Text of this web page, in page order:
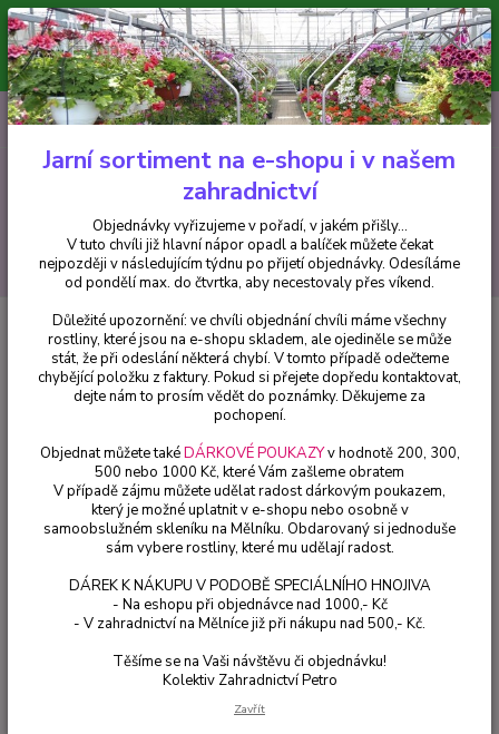
Minimální hodnota pro odeslání z e-shopu je 300 Kč.
V tuto chvíli již hlavní nápor objednávek opadl a balíček můžete čekat
nejpozději v následujícím týdnu po přijetí objednávky. Objednávky
vyřizujeme v pořadí, v jakém přišly...
CZK
Hledat
+420 602 223 614 0ks
za0 Kč
Trvalky Ajuga Reptans Burgundy Glow-zběhovec
Ajuga Reptans Burgundy Glow-
zběhovec
Jarní sortiment na e-shopu i v našem
zahradnictví
Objednávky vyřizujeme v pořadí, v jakém přišly...
V tuto chvíli již hlavní nápor opadl a balíček můžete čekat
nejpozději v následujícím týdnu po přijetí objednávky. Odesíláme
od pondělí max. do čtvrtka, aby necestovaly přes víkend.
Důležité upozornění: ve chvíli objednání chvíli máme všechny
rostliny, které jsou na e-shopu skladem, ale ojediněle se může
stát, že při odeslání některá chybí. V tomto případě odečteme
chybějící položku z faktury. Pokud si přejete dopředu kontaktovat,
dejte nám to prosím vědět do poznámky. Děkujeme za
pochopení.
Objednat můžete takéDÁRKOVÉ POUKAZYv hodnotě 200, 300,
500 nebo 1000 Kč, které Vám zašleme obratem
V případě zájmu můžete udělat radost dárkovým poukazem,
který je možné uplatnit v e-shopu nebo osobně v
samoobslužném skleníku na Mělníku. Obdarovaný si jednoduše
sám vybere rostliny, které mu udělají radost.
DÁREK K NÁKUPU V PODOBĚ SPECIÁLNÍHO HNOJIVA
- Na eshopu při objednávce nad 1000,- Kč
- V zahradnictví na Mělníce již při nákupu nad 500,- Kč.
Těšíme se na Vaši návštěvu či objednávku!
Kolektiv Zahradnictví Petro
Zavřít